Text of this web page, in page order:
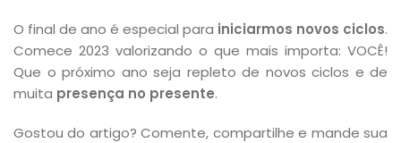
O final de ano é especial para iniciarmos novos ciclos.
Comece 2023 valorizando o que mais importa: VOCÊ!
Que o próximo ano seja repleto de novos ciclos e de
muita presença no presente.
Gostou do artigo? Comente, compartilhe e mande sua